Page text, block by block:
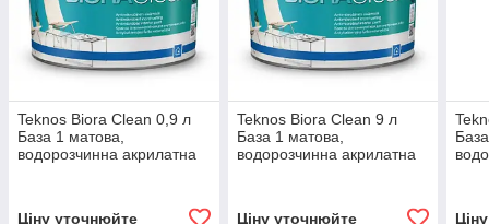
Teknos Biora Clean 0,9 л
База 1 матова,
водорозчинна акрилатна
Ціну уточнюйте
Teknos Biora Clean 9 л
База 1 матова,
водорозчинна акрилатна
Ціну уточнюйте